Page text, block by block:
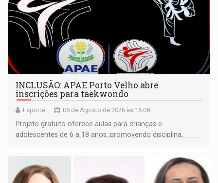
INCLUSÃO: APAE Porto Velho abre
inscrições para taekwondo
Esporte 06 de Agosto de 2026 às 15:08
Projeto gratuito oferece aulas para crianças e
adolescentes de 6 a 18 anos, promovendo disciplina,